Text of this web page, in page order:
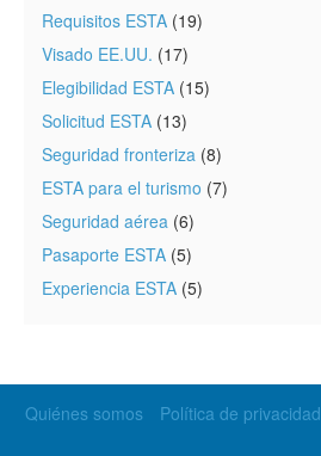
Requisitos ESTA (19)
Visado EE.UU. (17)
Elegibilidad ESTA (15)
Solicitud ESTA (13)
Seguridad fronteriza (8)
ESTA para el turismo (7)
Seguridad aérea (6)
Pasaporte ESTA (5)
Experiencia ESTA (5)
Quiénes somos Política de privacidad